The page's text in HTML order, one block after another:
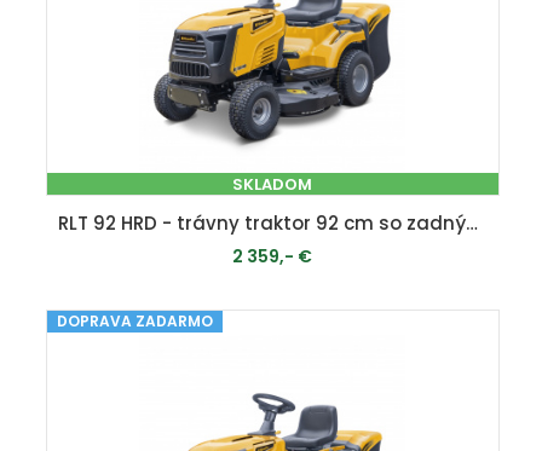
SKLADOM
RLT 92 HRD - trávny traktor 92 cm so zadným vyhadzovaním a hydrostatickou prevodovkou
2 359,- €
PRIDAŤ DO KOŠÍKA
DOPRAVA ZADARMO